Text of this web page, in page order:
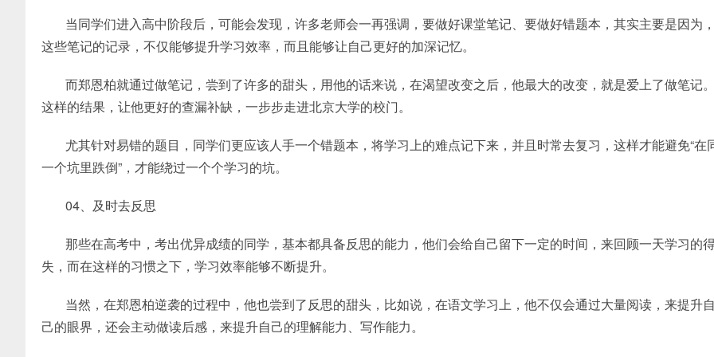
当同学们进入高中阶段后，可能会发现，许多老师会一再强调，要做好课堂笔记、要做好错题本，其实主要是因为，
这些笔记的记录，不仅能够提升学习效率，而且能够让自己更好的加深记忆。
而郑恩柏就通过做笔记，尝到了许多的甜头，用他的话来说，在渴望改变之后，他最大的改变，就是爱上了做笔记。
这样的结果，让他更好的查漏补缺，一步步走进北京大学的校门。
尤其针对易错的题目，同学们更应该人手一个错题本，将学习上的难点记下来，并且时常去复习，这样才能避免“在
一个坑里跌倒”，才能绕过一个个学习的坑。
04、及时去反思
那些在高考中，考出优异成绩的同学，基本都具备反思的能力，他们会给自己留下一定的时间，来回顾一天学习的
失，而在这样的习惯之下，学习效率能够不断提升。
当然，在郑恩柏逆袭的过程中，他也尝到了反思的甜头，比如说，在语文学习上，他不仅会通过大量阅读，来提升自
己的眼界，还会主动做读后感，来提升自己的理解能力、写作能力。